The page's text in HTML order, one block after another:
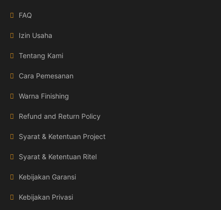
FAQ
Izin Usaha
Tentang Kami
Cara Pemesanan
Warna Finishing
Refund and Return Policy
Syarat & Ketentuan Project
Syarat & Ketentuan Ritel
Kebijakan Garansi
Kebijakan Privasi